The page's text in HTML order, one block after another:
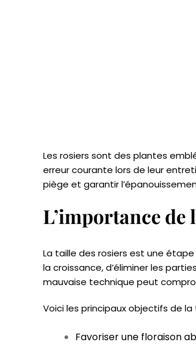
Les rosiers sont des plantes
erreur courante lors de leur
piège et garantir
L’importance
La taille des rosiers est une étape
la croissance, d’éliminer les
mauvaise technique peut
Voici les principaux objectifs de la
Favoriser une floraison